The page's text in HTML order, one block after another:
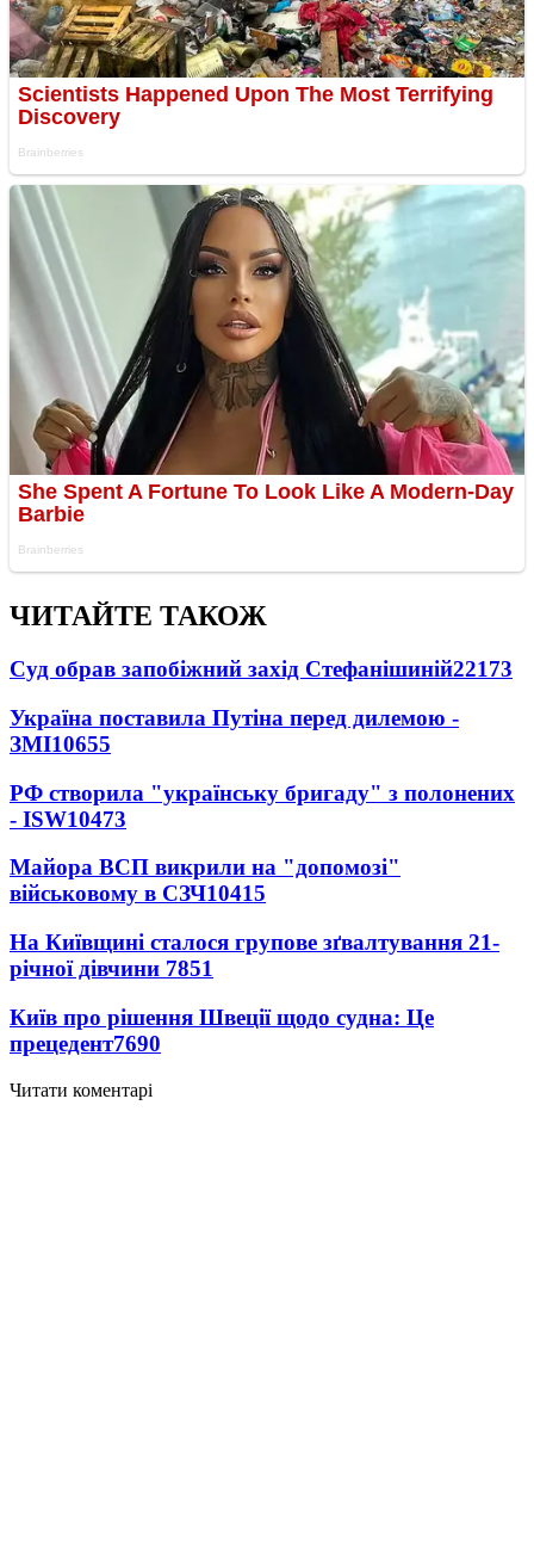
ЧИТАЙТЕ ТАКОЖ
Суд обрав запобіжний захід Стефанішиній22173
Україна поставила Путіна перед дилемою -
ЗМІ10655
РФ створила "українську бригаду" з полонених
- ISW10473
Майора ВСП викрили на "допомозі"
військовому в СЗЧ10415
На Київщині сталося групове зґвалтування 21-
річної дівчини 7851
Київ про рішення Швеції щодо судна: Це
прецедент7690
Читати коментарі